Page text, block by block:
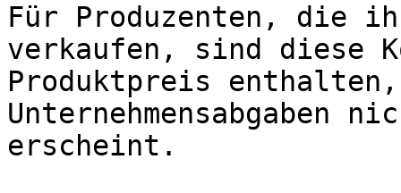
Für Produzenten, die
verkaufen, sind diese
Produktpreis enthalten,
Unternehmensabgaben
erscheint.